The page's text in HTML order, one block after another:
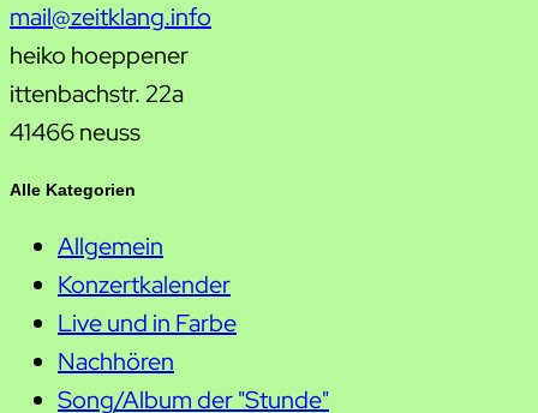
mail@zeitklang.info
heiko hoeppener
ittenbachstr. 22a
41466 neuss
Alle Kategorien
Allgemein
Konzertkalender
Live und in Farbe
Nachhören
Song/Album der "Stunde"